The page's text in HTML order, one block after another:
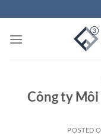
to
content
Công ty
POSTED